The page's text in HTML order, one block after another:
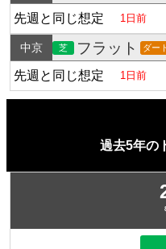
先週と同じ想定 1日前
中京 芝 フラット ダー
先週と同じ想定 1日前
過去5年の